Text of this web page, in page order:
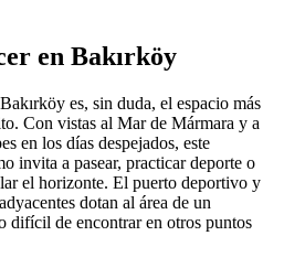
en Bakırköy
es, sin duda, el espacio más
Con vistas al Mar de Mármara y a
en los días despejados, este
invita a pasear, practicar deporte o
el horizonte. El puerto deportivo y
dotan al área de un
difícil de encontrar en otros puntos